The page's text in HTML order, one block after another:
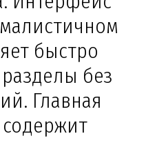
быстро
без
Главная